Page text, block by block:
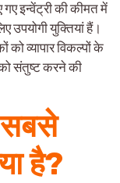
गए इन्वेंट्री की कीमत में
उपयोगी युक्तियां हैं।
को व्यापार विकल्पों के
संतुष्ट करने की
सबसे
है?